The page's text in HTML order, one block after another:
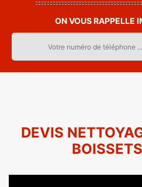
ON VOUS RAPPELLE
DEVIS